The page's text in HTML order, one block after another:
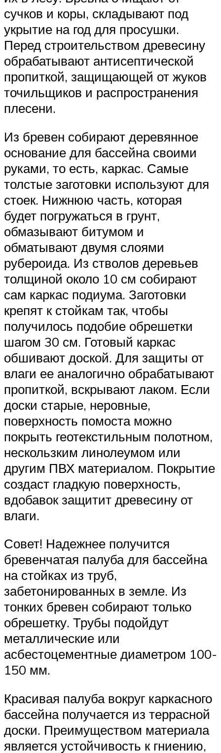
сучков и коры, складывают под
укрытие на год для просушки.
Перед строительством древесину
обрабатывают антисептической
пропиткой, защищающей от жуков
точильщиков и распространения
плесени.
Из бревен собирают деревянное
основание для бассейна своими
руками, то есть, каркас. Самые
толстые заготовки используют для
стоек. Нижнюю часть, которая
будет погружаться в грунт,
обмазывают битумом и
обматывают двумя слоями
рубероида. Из стволов деревьев
толщиной около 10 см собирают
сам каркас подиума. Заготовки
крепят к стойкам так, чтобы
получилось подобие обрешетки
шагом 30 см. Готовый каркас
обшивают доской. Для защиты от
влаги ее аналогично обрабатывают
пропиткой, вскрывают лаком. Если
доски старые, неровные,
поверхность помоста можно
покрыть геотекстильным полотном,
нескользким линолеумом или
другим ПВХ материалом. Покрытие
создаст гладкую поверхность,
вдобавок защитит древесину от
влаги.
Совет! Надежнее получится
бревенчатая палуба для бассейна
на стойках из труб,
забетонированных в земле. Из
тонких бревен собирают только
обрешетку. Трубы подойдут
металлические или
асбестоцементные диаметром 100-
150 мм.
Красивая палуба вокруг каркасного
бассейна получается из террасной
доски. Преимуществом материала
является устойчивость к гниению,